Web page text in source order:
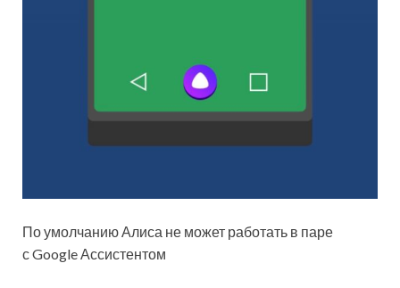
По умолчанию Алиса не может работать в паре
с Google Ассистентом